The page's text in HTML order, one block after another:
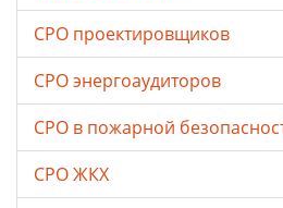
СРО проектировщиков
СРО энергоаудиторов
СРО в пожарной
СРО ЖКХ